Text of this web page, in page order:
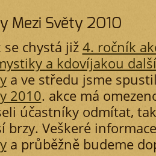
Mezi Světy 2O1O
chystá již 4. ročník
a kdovíjakou
a ve středu jsme
2010. akce má
účastníky odmítat,
brzy. Veškeré
a průběžně budeme